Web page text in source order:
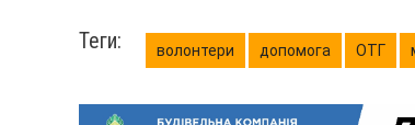
Теги: волонтери допомога ОТГ